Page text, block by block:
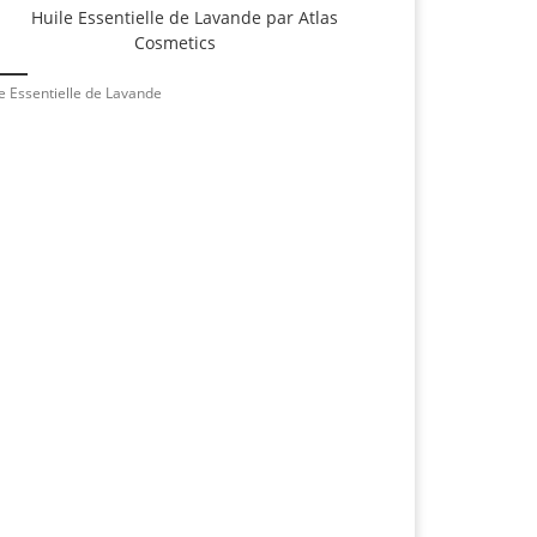
Essentielle de Lavande